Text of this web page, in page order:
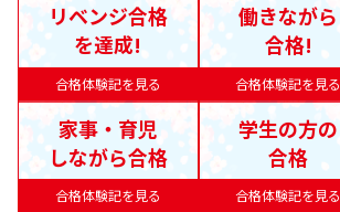
合格体験記を見る
リベンジ合格
を達成!
合格体験記を見る
働きながら
合格!
合格体験記を見る
家事・育児
しながら合格
合格体験記を見る
学生の方の
合格